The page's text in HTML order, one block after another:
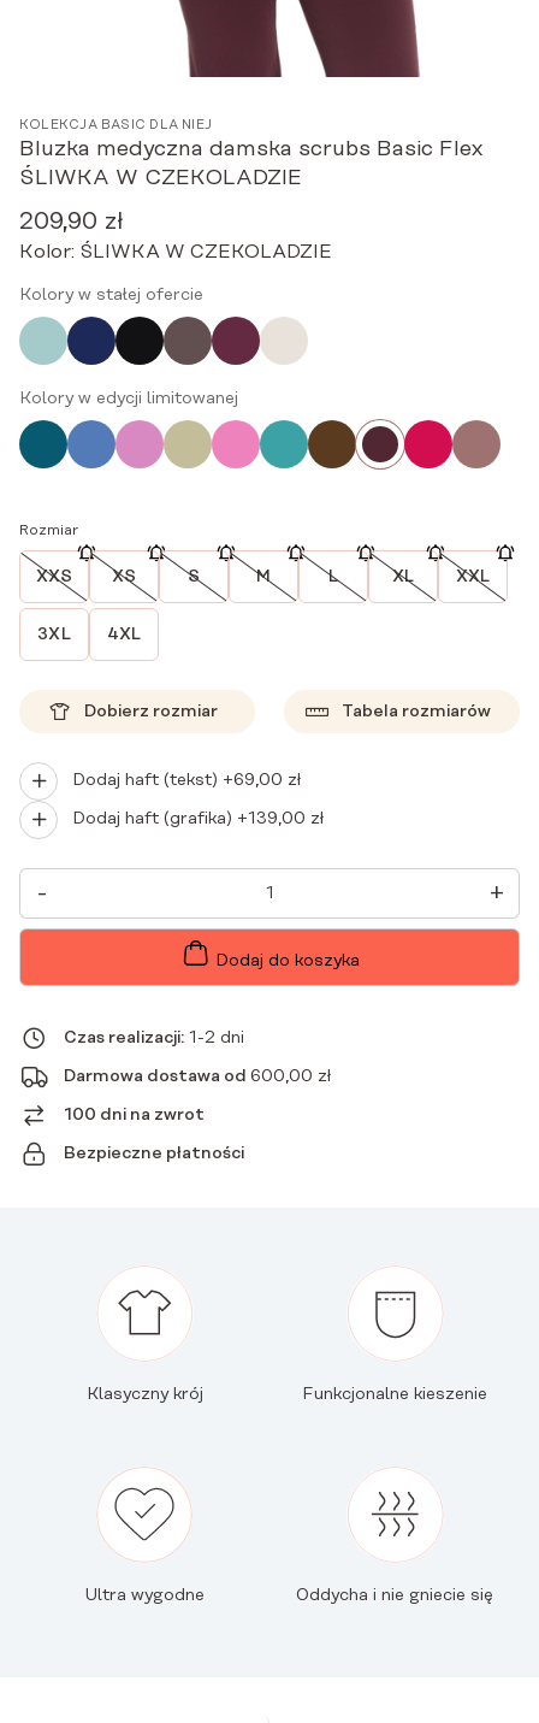
KOLEKCJA BASIC DLA NIEJ
Bluzka medyczna damska scrubs Basic Flex
ŚLIWKA W CZEKOLADZIE
209,90 zł
Kolor: ŚLIWKA W CZEKOLADZIE
Kolory w stałej ofercie
Kolory w edycji limitowanej
Rozmiar
XXS XS S M L XL XXL
3XL 4XL
Dobierz rozmiar Tabela rozmiarów
Dodaj haft (tekst) +69,00 zł
Dodaj haft (grafika) +139,00 zł
-
ILOŚĆ
BLUZKA
MEDYCZNA
DAMSKA
W
CZEKOLADZIE
+
Dodaj do koszyka
Czas realizacji: 1-2 dni
Darmowa dostawa od 600,00 zł
100 dni na zwrot
Bezpieczne płatności
Klasyczny krój Funkcjonalne kieszenie
Ultra wygodne Oddycha i nie gniecie się